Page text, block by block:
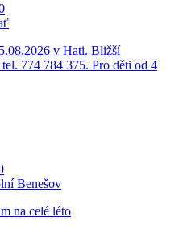
v Hati. Bližší
774 784 375. Pro děti od 4
Benešov
na celé léto